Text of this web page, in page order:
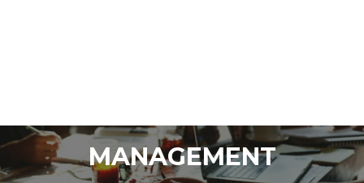
MANAGEMENT